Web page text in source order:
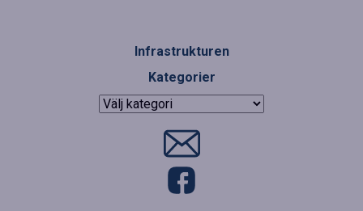
Infrastrukturen
Kategorier
Kategorier